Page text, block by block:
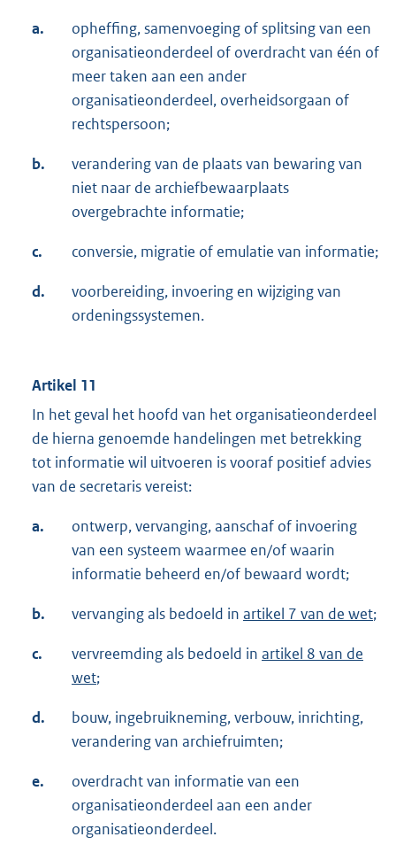
a.
opheffing, samenvoeging of splitsing van een
organisatieonderdeel of overdracht van één of
meer taken aan een ander
organisatieonderdeel, overheidsorgaan of
rechtspersoon;
b.
verandering van de plaats van bewaring van
niet naar de archiefbewaarplaats
overgebrachte informatie;
c. conversie, migratie of emulatie van informatie;
d.
voorbereiding, invoering en wijziging van
ordeningssystemen.
Artikel 11
In het geval het hoofd van het organisatieonderdeel
de hierna genoemde handelingen met betrekking
tot informatie wil uitvoeren is vooraf positief advies
van de secretaris vereist:
a.
ontwerp, vervanging, aanschaf of invoering
van een systeem waarmee en/of waarin
informatie beheerd en/of bewaard wordt;
b. vervanging als bedoeld in artikel 7 van de wet;
c. vervreemding als bedoeld in artikel 8 van de
wet;
d.
bouw, ingebruikneming, verbouw, inrichting,
verandering van archiefruimten;
e.
overdracht van informatie van een
organisatieonderdeel aan een ander
organisatieonderdeel.